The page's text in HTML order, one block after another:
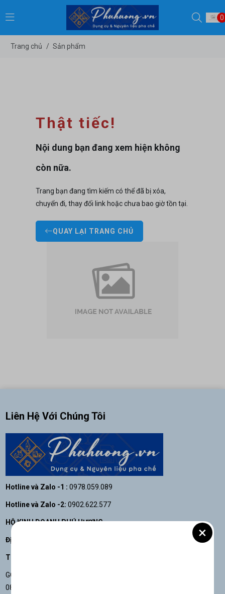
0
Trang chủ / Sản phẩm
Thật tiếc!
Nội dung bạn đang xem hiện không
còn nữa.
Trang bạn đang tìm kiếm có thể đã bị xóa,
chuyển đi, thay đổi link hoặc chưa bao giờ tồn tại.
QUAY LẠI TRANG CHỦ
Liên Hệ Với Chúng Tôi
Hotline và Zalo -1 : 0978.059.089
Hotline và Zalo -2: 0902.622.577
HỘ KINH DOANH PHÚ HƯƠNG
Địa chỉ: 20 Núi Thành, phường Tân Bình, TP.HCM Việt Nam
Thời gian làm việc: từ 7h30 - 17h30. Chủ nhật nghỉ
GCNĐKHKD số 41N8042756 do UBND quận Tân Bình cấp ngày
08/03/2019
×